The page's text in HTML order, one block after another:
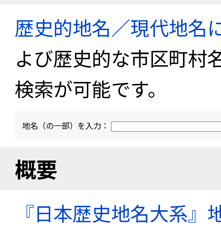
歴史的地名／現代地名
よび歴史的な市区町村
検索が可能です。
地名（の一部）を入力：
概要
『日本歴史地名大系